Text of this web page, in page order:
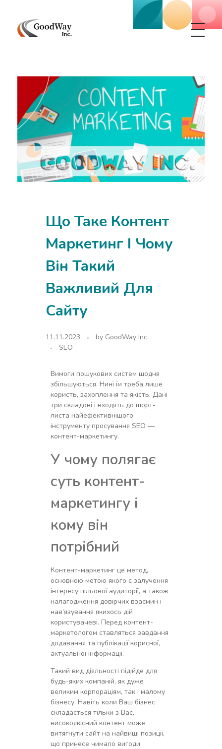
Що Таке Контент
Маркетинг І Чому
Він Такий
Важливий Для
Сайту
11.11.2023 by GoodWay Inc.
SEO
Вимоги пошукових систем щодня
збільшуються. Нині їм треба лише
користь, захоплення та якість. Дані
три складові і входять до шорт-
листа найефективнішого
інструменту просування SEO —
контент-маркетингу.
У чому полягає
суть контент-
маркетингу і
кому він
потрібний
Контент-маркетинг це метод,
основною метою якого є залучення
інтересу цільової аудиторії, а також
налагодження довірчих взаємин і
нав’язування якихось дій
користувачеві. Перед контент-
маркетологом ставляться завдання
додавання та публікації корисної,
актуальної інформації.
Такий вид діяльності підійде для
будь-яких компаній, як дуже
великим корпораціям, так і малому
бізнесу. Навіть коли Ваш бізнес
складається тільки з Вас,
високоякісний контент може
витягнути сайт на найвищі позиції,
що принесе чимало вигоди.